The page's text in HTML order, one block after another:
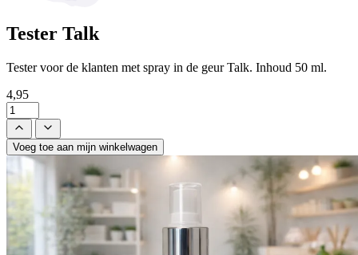
Tester Talk
Tester voor de klanten met spray in de geur Talk. Inhoud 50 ml.
4,95
Voeg toe aan mijn winkelwagen